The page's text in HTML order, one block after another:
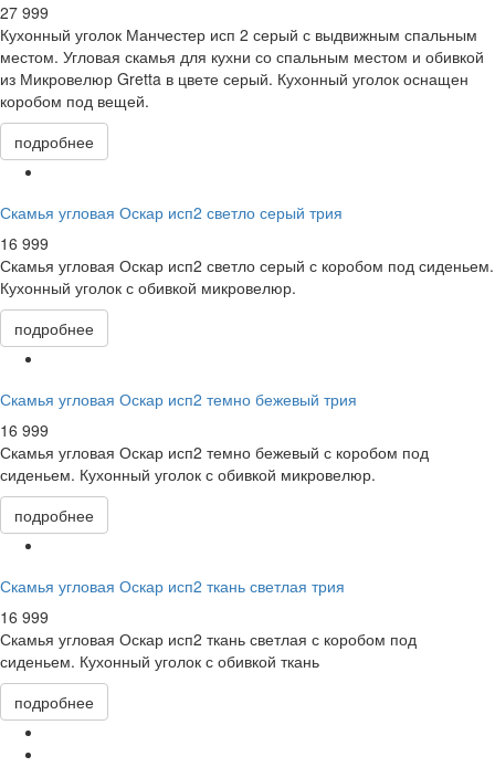
27 999
Кухонный уголок Манчестер исп 2 серый с выдвижным спальным
местом. Угловая скамья для кухни со спальным местом и обивкой
из Микровелюр Gretta в цвете серый. Кухонный уголок оснащен
коробом под вещей.
подробнее
Скамья угловая Оскар исп2 светло серый трия
16 999
Скамья угловая Оскар исп2 светло серый с коробом под сиденьем.
Кухонный уголок с обивкой микровелюр.
подробнее
Скамья угловая Оскар исп2 темно бежевый трия
16 999
Скамья угловая Оскар исп2 темно бежевый с коробом под
сиденьем. Кухонный уголок с обивкой микровелюр.
подробнее
Скамья угловая Оскар исп2 ткань светлая трия
16 999
Скамья угловая Оскар исп2 ткань светлая с коробом под
сиденьем. Кухонный уголок с обивкой ткань
подробнее